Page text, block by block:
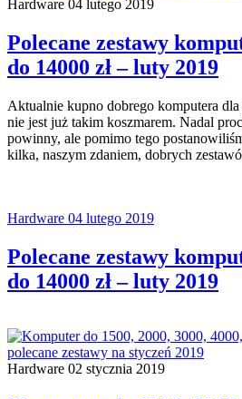
Hardware 04 lutego 2019
Polecane zestawy
do 14000 zł – luty 2019
Aktualnie kupno dobrego komputera
nie jest już takim koszmarem. Nadal
powinny, ale pomimo tego
kilka, naszym zdaniem, dobrych
Hardware 04 lutego 2019
Polecane zestawy
do 14000 zł – luty 2019
Hardware 02 stycznia 2019